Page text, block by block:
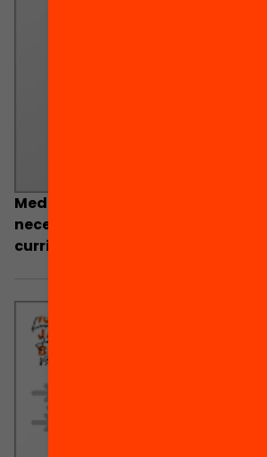
Medidas y recursos de atención a
necesidades educativas y
curricular: ¿qué funciona para